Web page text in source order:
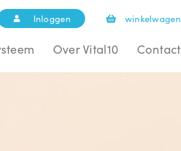
Inloggen winkelwagen
Over Vital10 Contact